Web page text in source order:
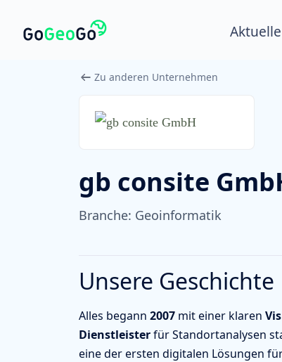
Zu anderen Unternehmen
gb consite
Branche: Geoinformatik
Unsere Geschichte
Alles begann 2007 mit einer klaren
Dienstleisterfür Standortanalysen
eine der ersten digitalen Lösungen